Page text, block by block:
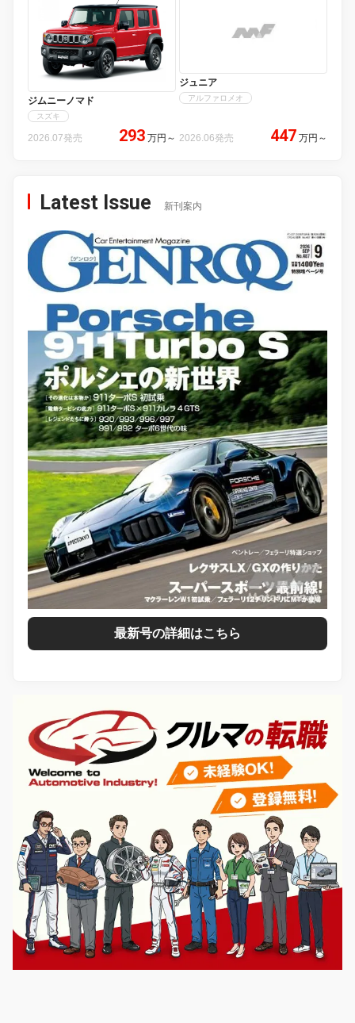
ジムニーノマド
スズキ
2026.07発売 293 万円 ～
ジュニア
アルファロメオ
2026.06発売 447 万円 ～
Latest Issue 新刊案内
最新号の詳細はこちら